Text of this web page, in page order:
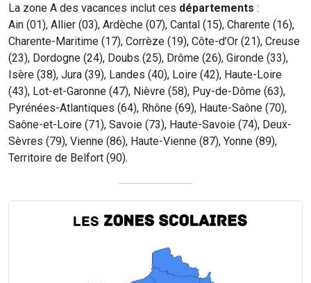
La zone A des vacances inclut ces départements :
Ain (01), Allier (03), Ardèche (07), Cantal (15), Charente (16),
Charente-Maritime (17), Corrèze (19), Côte-d’Or (21), Creuse
(23), Dordogne (24), Doubs (25), Drôme (26), Gironde (33),
Isère (38), Jura (39), Landes (40), Loire (42), Haute-Loire
(43), Lot-et-Garonne (47), Nièvre (58), Puy-de-Dôme (63),
Pyrénées-Atlantiques (64), Rhône (69), Haute-Saône (70),
Saône-et-Loire (71), Savoie (73), Haute-Savoie (74), Deux-
Sèvres (79), Vienne (86), Haute-Vienne (87), Yonne (89),
Territoire de Belfort (90).